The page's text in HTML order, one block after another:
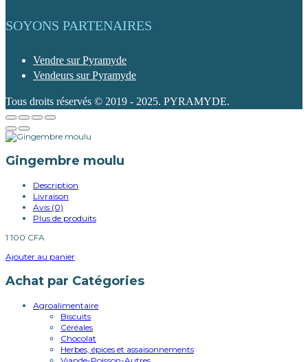
SOYONS PARTENAIRES
Vendre sur Pyramyde
Vendeurs sur Pyramyde
Tous droits réservés © 2019 - 2025. PYRAMYDE.
Gingembre moulu
Description
Livraison
Avis (0)
Plus de produits
1 100 CFA
Ajouter au panier
Achat par Catégories
Agroalimentaire
Biscuits
Céréales
Chocolat
Herbes, épices et assaisonnements